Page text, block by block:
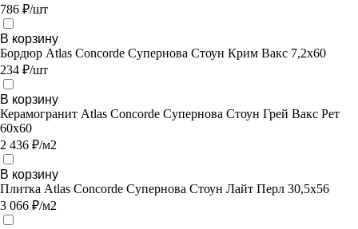
786 ₽/шт
В корзину
Бордюр Atlas Concorde Супернова Стоун Крим Вакс 7,2х60
234 ₽/шт
В корзину
Керамогранит Atlas Concorde Супернова Стоун Грей Вакс Рет
60х60
2 436 ₽/м2
В корзину
Плитка Atlas Concorde Супернова Стоун Лайт Перл 30,5х56
3 066 ₽/м2